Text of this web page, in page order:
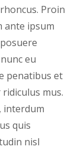
Proin
ante ipsum
eu
penatibus et
mus.
interdum
quis
nisl